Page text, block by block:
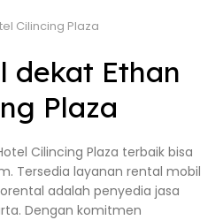
Cilincing Plaza
dekat Ethan
Plaza
Cilincing Plaza terbaik bisa
Tersedia layanan rental mobil
adalah penyedia jasa
Dengan komitmen